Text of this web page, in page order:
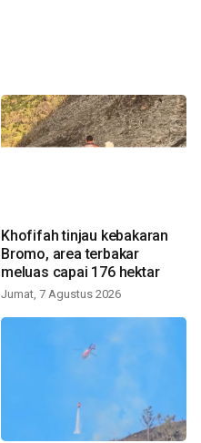
Khofifah tinjau kebakaran
Bromo, area terbakar
meluas capai 176 hektar
Jumat, 7 Agustus 2026